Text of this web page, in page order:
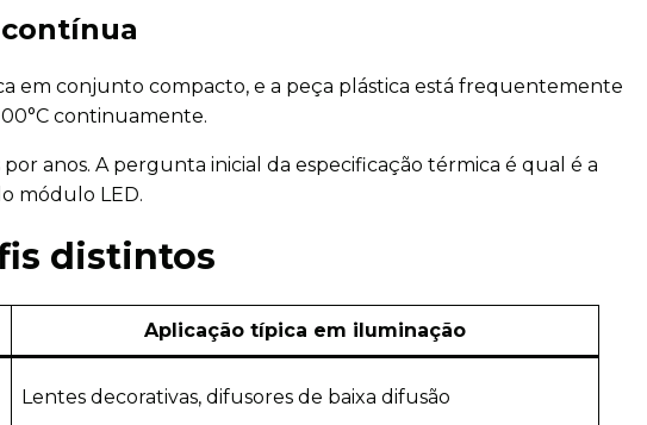
em conjunto compacto, e a peça plástica está frequentemente
continuamente.
anos. A pergunta inicial da especificação térmica é qual é a
módulo LED.
distintos
Aplicação típica em iluminação
Lentes decorativas, difusores de baixa difusão